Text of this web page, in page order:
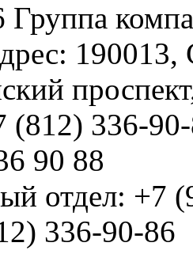
Группа
190013,
(812) 336-
90 88
отдел: +7
336-90-86